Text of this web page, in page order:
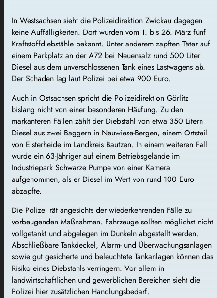
In Westsachsen sieht die Polizeidirektion Zwickau dagegen
keine Auffälligkeiten. Dort wurden vom 1. bis 26. März fünf
Kraftstoffdiebstähle bekannt. Unter anderem zapften Täter auf
einem Parkplatz an der A72 bei Neuensalz rund 500 Liter
Diesel aus dem unverschlossenen Tank eines Lastwagens ab.
Der Schaden lag laut Polizei bei etwa 900 Euro.
Auch in Ostsachsen spricht die Polizeidirektion Görlitz
bislang nicht von einer besonderen Häufung. Zu den
markanteren Fällen zählt der Diebstahl von etwa 350 Litern
Diesel aus zwei Baggern in Neuwiese-Bergen, einem Ortsteil
von Elsterheide im Landkreis Bautzen. In einem weiteren Fall
wurde ein 63-Jähriger auf einem Betriebsgelände im
Industriepark Schwarze Pumpe von einer Kamera
aufgenommen, als er Diesel im Wert von rund 100 Euro
abzapfte.
Die Polizei rät angesichts der wiederkehrenden Fälle zu
vorbeugenden Maßnahmen. Fahrzeuge sollten möglichst nicht
vollgetankt und abgelegen im Dunkeln abgestellt werden.
Abschließbare Tankdeckel, Alarm- und Überwachungsanlagen
sowie gut gesicherte und beleuchtete Tankanlagen können das
Risiko eines Diebstahls verringern. Vor allem in
landwirtschaftlichen und gewerblichen Bereichen sieht die
Polizei hier zusätzlichen Handlungsbedarf.